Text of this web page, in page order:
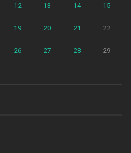
12 13 14 15
19 20 21 22
26 27 28 29